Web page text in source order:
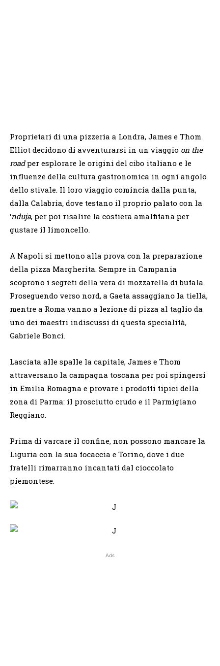
Proprietari di una pizzeria a Londra, James e Thom
Elliot decidono di avventurarsi in un viaggio on the
roadper esplorare le origini del cibo italiano e le
influenze della cultura gastronomica in ogni angolo
dello stivale. Il loro viaggio comincia dalla punta,
dalla Calabria, dove testano il proprio palato con la
‘nduja, per poi risalire la costiera amalfitana per
gustare il limoncello.
A Napoli si mettono alla prova con la preparazione
della pizza Margherita. Sempre in Campania
scoprono i segreti della vera di mozzarella di bufala.
Proseguendo verso nord, a Gaeta assaggiano la tiella,
mentre a Roma vanno a lezione di pizza al taglio da
uno dei maestri indiscussi di questa specialità,
Gabriele Bonci.
Lasciata alle spalle la capitale, James e Thom
attraversano la campagna toscana per poi spingersi
in Emilia Romagna e provare i prodotti tipici della
zona di Parma: il prosciutto crudo e il Parmigiano
Reggiano.
Prima di varcare il confine, non possono mancare la
Liguria con la sua focaccia e Torino, dove i due
fratelli rimarranno incantati dal cioccolato
piemontese.
Ads